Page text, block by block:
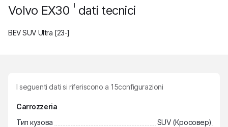
Volvo EX30 I dati tecnici
BEV SUV Ultra [23-]
I seguenti dati si riferiscono a 15configurazioni
Carrozzeria
Тип кузова
SUV (Кросовер)